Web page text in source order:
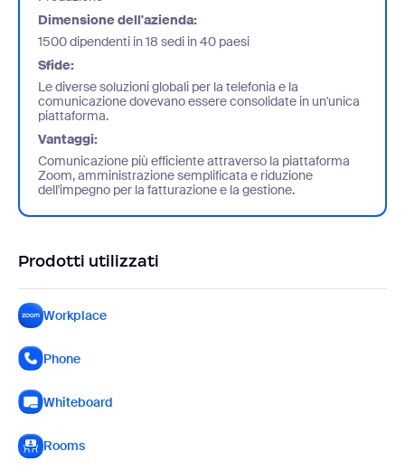
Dimensione dell'azienda:
1500 dipendenti in 18 sedi in 40 paesi
Sfide:
Le diverse soluzioni globali per la telefonia e la
comunicazione dovevano essere consolidate in un'unica
piattaforma.
Vantaggi:
Comunicazione più efficiente attraverso la piattaforma
Zoom, amministrazione semplificata e riduzione
dell'impegno per la fatturazione e la gestione.
Prodotti utilizzati
Workplace
Phone
Whiteboard
Rooms